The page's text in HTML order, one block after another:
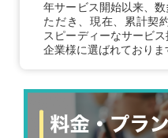
年サービス開始以来、
ただき、現在、累計契
スピーディーなサービ
企業様に選ばれておりま